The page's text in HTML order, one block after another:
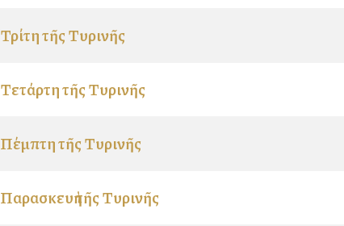
Τρίτη τῆς Τυρινῆς
Τετάρτη τῆς Τυρινῆς
Πέμπτη τῆς Τυρινῆς
Παρασκευὴ τῆς Τυρινῆς